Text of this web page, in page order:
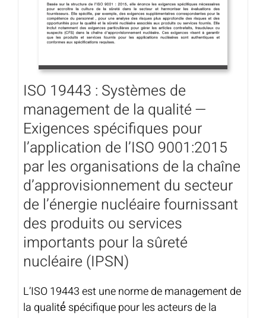
ISO 19443 : Systèmes de
management de la qualité —
Exigences spécifiques pour
l’application de l’ISO 9001:2015
par les organisations de la chaîne
d’approvisionnement du secteur
de l’énergie nucléaire fournissant
des produits ou services
importants pour la sûreté
nucléaire (IPSN)
L’ISO 19443 est une norme de management de
la qualité́ spécifique pour les acteurs de la